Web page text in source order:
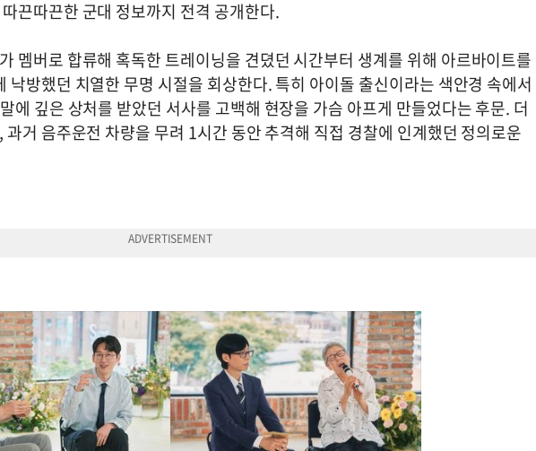
끈따끈한 군대 정보까지 전격 공개한다.
멤버로 합류해 혹독한 트레이닝을 견뎠던 시간부터 생계를 위해 아르바이트를
낙방했던 치열한 무명 시절을 회상한다. 특히 아이돌 출신이라는 색안경 속에서
에 깊은 상처를 받았던 서사를 고백해 현장을 가슴 아프게 만들었다는 후문. 더
거 음주운전 차량을 무려 1시간 동안 추격해 직접 경찰에 인계했던 정의로운